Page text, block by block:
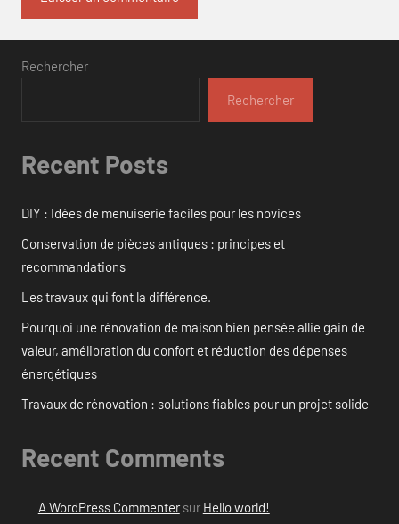
Rechercher
Rechercher
Recent Posts
DIY : Idées de menuiserie faciles pour les novices
Conservation de pièces antiques : principes et
recommandations
Les travaux qui font la différence.
Pourquoi une rénovation de maison bien pensée allie gain de
valeur, amélioration du confort et réduction des dépenses
énergétiques
Travaux de rénovation : solutions fiables pour un projet solide
Recent Comments
A WordPress Commentersur Hello world!